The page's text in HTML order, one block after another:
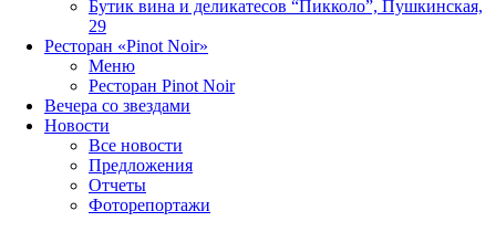
Бутик вина и деликатесов “Пикколо”, Пушкинская,
29
Ресторан «Pinot Noir»
Меню
Ресторан Pinot Noir
Вечера со звездами
Новости
Все новости
Предложения
Отчеты
Фоторепортажи